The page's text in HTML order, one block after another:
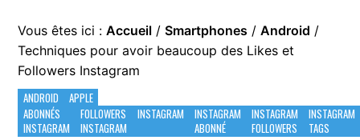
Vous êtes ici :Accueil / Smartphones / Android /
Techniques pour avoir beaucoup des Likes et
Followers Instagram
ANDROID
APPLE
ABONNÉS
INSTAGRAM
FOLLOWERS
INSTAGRAM
INSTAGRAM
INSTAGRAM
ABONNÉ
INSTAGRAM
FOLLOWERS
INSTAGRAM
TAGS